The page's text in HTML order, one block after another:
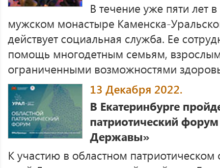
В течение уже пяти лет
мужском монастыре Каменска-
действует социальная служба. Ее
помощь многодетным семьям,
ограниченными возможностями
13 Декабря 2022.
В Екатеринбурге
патриотический
Державы»
К участию в областном